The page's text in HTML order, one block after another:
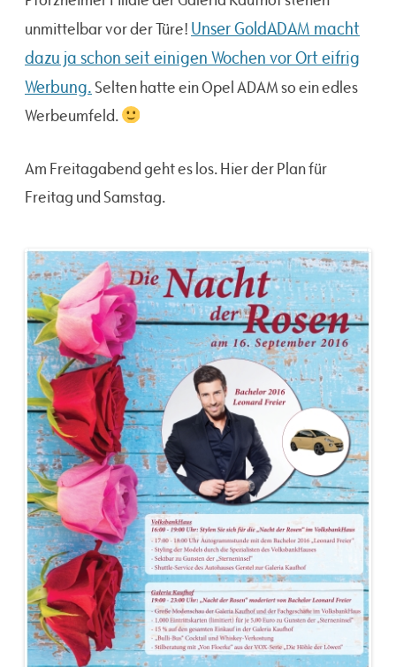
unmittelbar vor der Türe! Unser GoldADAM macht
dazu ja schon seit einigen Wochen vor Ort eifrig
Werbung.Selten hatte ein Opel ADAM so ein edles
Werbeumfeld.
Am Freitagabend geht es los. Hier der Plan für
Freitag und Samstag.